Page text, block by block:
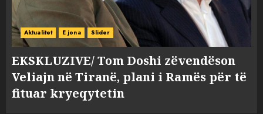
Aktualitet E jona Slider
EKSKLUZIVE/ Tom Doshi zëvendëson
Veliajn në Tiranë, plani i Ramës për të
fituar kryeqytetin